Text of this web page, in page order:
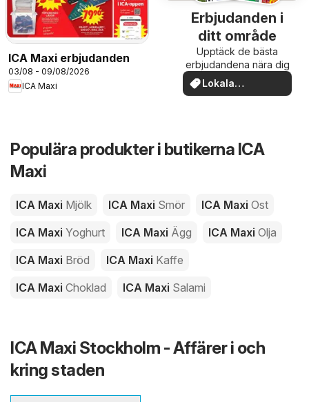
ICA Maxi erbjudanden
03/08 - 09/08/2026
ICA Maxi
Erbjudanden i
ditt område
Upptäck de bästa
erbjudandena nära dig
Lokala
erbjudanden
Populära produkter i butikerna ICA
Maxi
ICA Maxi Mjölk ICA Maxi Smör ICA Maxi Ost
ICA Maxi Yoghurt ICA Maxi Ägg ICA Maxi Olja
ICA Maxi Bröd ICA Maxi Kaffe
ICA Maxi Choklad ICA Maxi Salami
ICA Maxi Stockholm - Affärer i och
kring staden